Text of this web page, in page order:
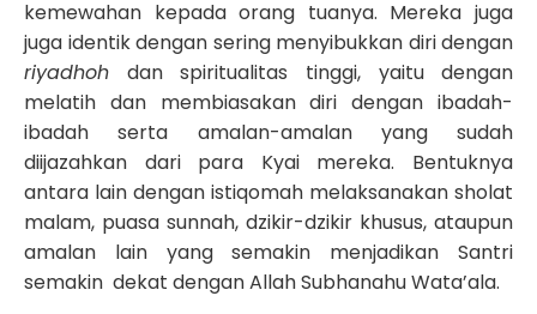
kemewahan kepada orang tuanya. Mereka juga
juga identik dengan sering menyibukkan diri dengan
riyadhohdan spiritualitas tinggi,
yaitu dengan
melatih dan membiasakan diri dengan ibadah-
ibadah serta amalan-amalan yang sudah
diijazahkan dari para Kyai mereka. Bentuknya
antara lain dengan istiqomah melaksanakan sholat
malam, puasa sunnah, dzikir-dzikir khusus, ataupun
amalan lain yang semakin menjadikan Santri
semakin dekat dengan Allah Subhanahu Wata’ala.